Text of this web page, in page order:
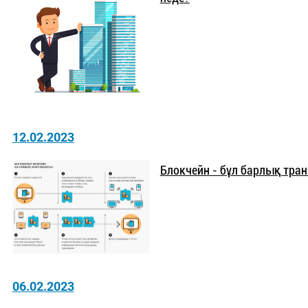
12.02.2023
Блокчейн - бұл барлық
06.02.2023